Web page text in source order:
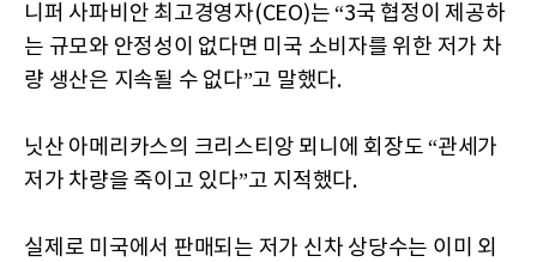
니퍼 사파비안 최고경영자(CEO)는 “3국 협정이 제공하
는 규모와 안정성이 없다면 미국 소비자를 위한 저가 차
량 생산은 지속될 수 없다”고 말했다.
닛산 아메리카스의 크리스티앙 뫼니에 회장도 “관세가
저가 차량을 죽이고 있다”고 지적했다.
실제로 미국에서 판매되는 저가 신차 상당수는 이미 외